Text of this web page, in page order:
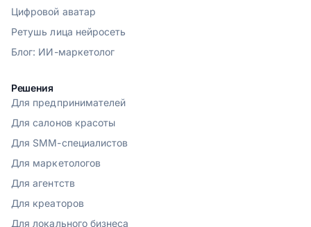
Цифровой аватар
Ретушь лица нейросеть
Блог: ИИ-маркетолог
Решения
Для предпринимателей
Для салонов красоты
Для SMM-специалистов
Для маркетологов
Для агентств
Для креаторов
Для локального бизнеса